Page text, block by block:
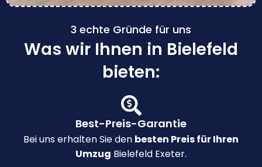
3 echte Gründe für uns
Was wir Ihnen in Bielefeld
bieten:
Best-Preis-Garantie
Bei uns erhalten Sie den besten Preis für Ihren
Umzug Bielefeld Exeter.